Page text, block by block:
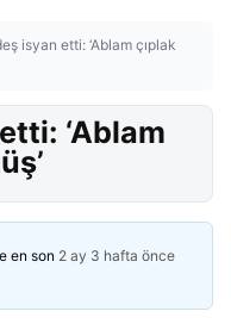
isyan etti: ‘Ablam çıplak
‘Ablam
en son 2 ay 3 hafta önce